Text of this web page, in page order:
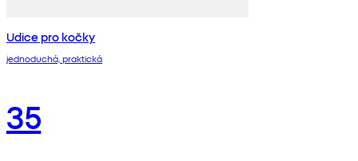
Udice pro kočky
jednoduchá, praktická
35